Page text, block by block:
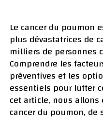
Le cancer du poumon
plus dévastatrices de
milliers de personnes
Comprendre les
préventives et les
essentiels pour lutter
cet article, nous
cancer du poumon, de